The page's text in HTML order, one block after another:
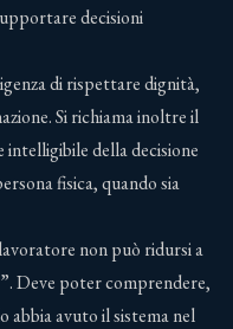
decisioni
di rispettare dignità,
Si richiama inoltre il
della decisione
fisica, quando sia
non può ridursi a
Deve poter comprendere,
abbia avuto il sistema nel